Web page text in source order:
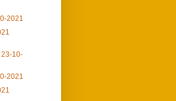
2021
10-
2021